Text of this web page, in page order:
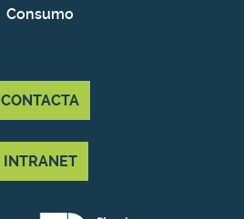
Consumo
CONTACTA
INTRANET